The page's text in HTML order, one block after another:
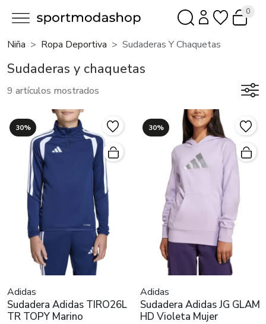
0
Niña Ropa Deportiva Sudaderas Y Chaquetas
Sudaderas y chaquetas
9 artículos mostrados
30%
Adidas
Sudadera Adidas TIRO26L
TR TOPY Marino
30%
Adidas
Sudadera Adidas JG GLAM
HD Violeta Mujer